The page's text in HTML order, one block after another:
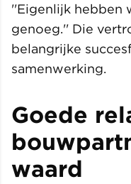
''Eigenlijk hebben
genoeg.'' Die
belangrijke
samenwerking.
Goede
waard